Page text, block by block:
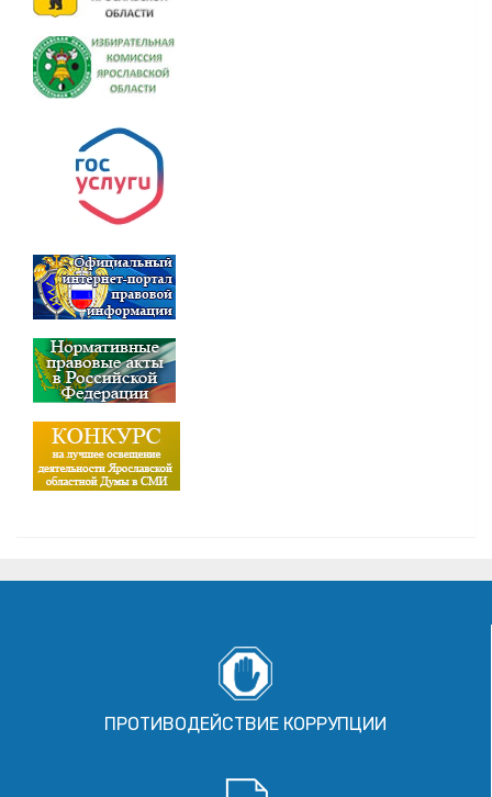
ПРОТИВОДЕЙСТВИЕ КОРРУПЦИИ